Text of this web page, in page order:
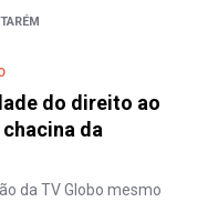
do direito ao
da
da TV Globo mesmo